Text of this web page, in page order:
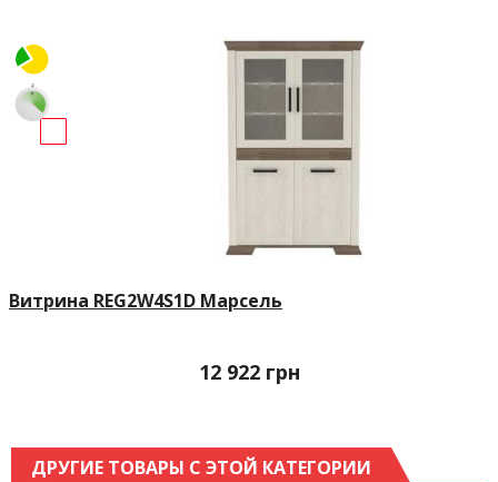
Витрина REG2W4S1D Марсель
12 922 грн
ДРУГИЕ ТОВАРЫ С ЭТОЙ КАТЕГОРИИ